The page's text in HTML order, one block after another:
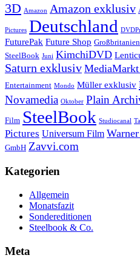
3D Amazon Amazon exklusiv
Pictures Deutschland
FuturePak Future Shop Großbritanien
SteelBook Juni KimchiDVD
Saturn exklusiv
Entertainment Mondo Müller exklusiv
Novamedia Oktober Plain
Film SteelBook Studiocanal
Pictures Universum Film
GmbH Zavvi.com
Kategorien
Allgemein
Monatsfazit
Sondereditionen
Steelbook & Co.
Meta